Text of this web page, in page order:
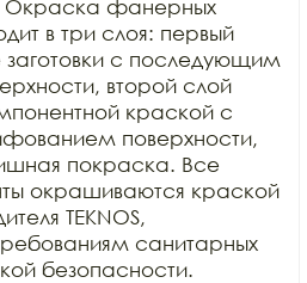
Окраска фанерных
в три слоя: первый
заготовки с последующим
второй слой
краской с
поверхности,
покраска. Все
окрашиваются краской
TEKNOS,
санитарных
безопасности.